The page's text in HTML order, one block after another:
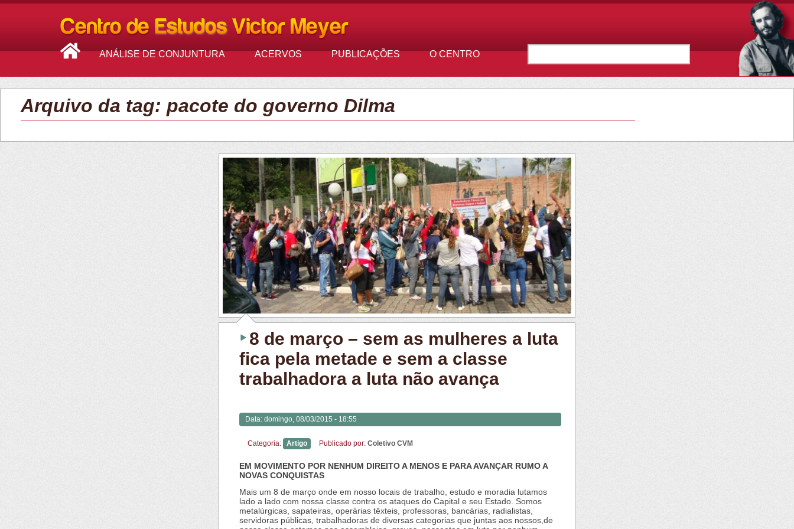
ANÁLISE DE CONJUNTURA ACERVOS PUBLICAÇÕES O CENTRO
Arquivo da tag: pacote do governo Dilma
8 de março – sem as mulheres a luta
fica pela metade e sem a classe
trabalhadora a luta não avança
Data: domingo, 08/03/2015 - 18:55
Categoria: Artigo Publicado por: Coletivo CVM
EM MOVIMENTO POR NENHUM DIREITO A MENOS E PARA AVANÇAR RUMO A
NOVAS CONQUISTAS
Mais um 8 de março onde em nosso locais de trabalho, estudo e moradia lutamos
lado a lado com nossa classe contra os ataques do Capital e seu Estado. Somos
metalúrgicas, sapateiras, operárias têxteis, professoras, bancárias, radialistas,
servidoras públicas, trabalhadoras de diversas categorias que juntas aos nossos,de